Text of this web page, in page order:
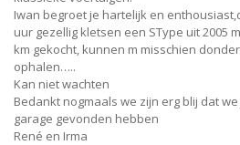
Iwan begroet je hartelijk en
uur gezellig kletsen een SType uit 2005
km gekocht, kunnen m misschien
ophalen…..
Kan niet wachten
Bedankt nogmaals we zijn erg blij dat
garage gevonden hebben
René en Irma